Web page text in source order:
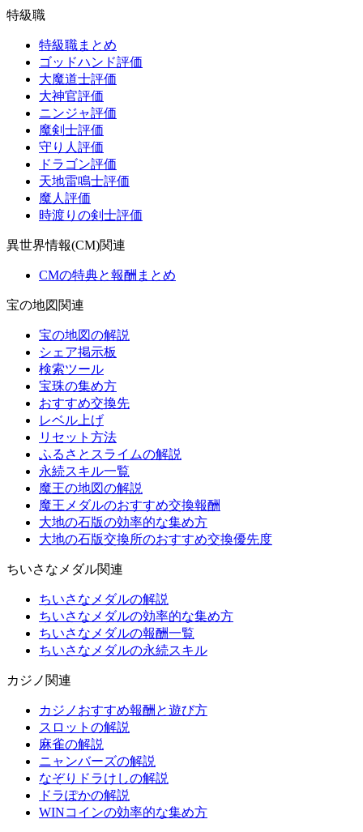
特級職
特級職まとめ
ゴッドハンド評価
大魔道士評価
大神官評価
ニンジャ評価
魔剣士評価
守り人評価
ドラゴン評価
天地雷鳴士評価
魔人評価
時渡りの剣士評価
異世界情報(CM)関連
CMの特典と報酬まとめ
宝の地図関連
宝の地図の解説
シェア掲示板
検索ツール
宝珠の集め方
おすすめ交換先
レベル上げ
リセット方法
ふるさとスライムの解説
永続スキル一覧
魔王の地図の解説
魔王メダルのおすすめ交換報酬
大地の石版の効率的な集め方
大地の石版交換所のおすすめ交換優先度
ちいさなメダル関連
ちいさなメダルの解説
ちいさなメダルの効率的な集め方
ちいさなメダルの報酬一覧
ちいさなメダルの永続スキル
カジノ関連
カジノおすすめ報酬と遊び方
スロットの解説
麻雀の解説
ニャンバーズの解説
なぞりドラけしの解説
ドラぽかの解説
WINコインの効率的な集め方